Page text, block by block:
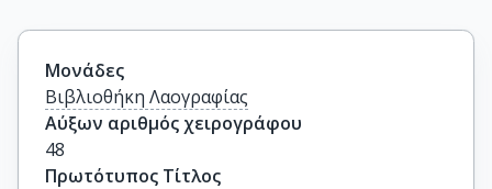
Μονάδες
Βιβλιοθήκη Λαογραφίας
Αύξων αριθμός χειρογράφου
48
Πρωτότυπος Τίτλος